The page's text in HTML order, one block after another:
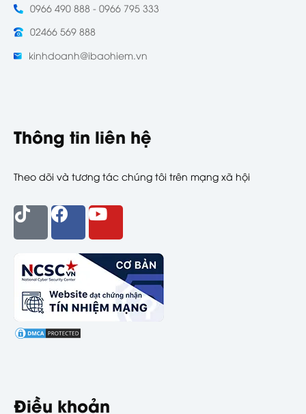
0966 490 888 - 0966 795 333
02466 569 888
kinhdoanh@ibaohiem.vn
Thông tin liên hệ
Theo dõi và tương tác chúng tôi trên mạng xã hội
Điều khoản